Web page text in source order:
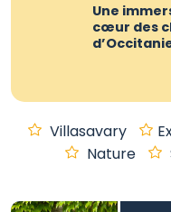
Une
cœur des
Villasavary
Nature